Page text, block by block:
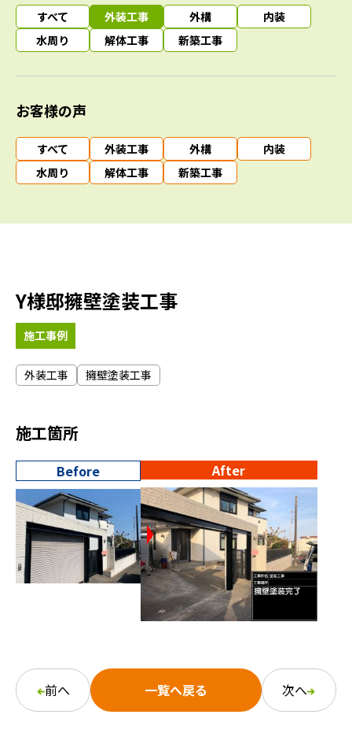
すべて 外装工事 外構
内装
水周り
解体工事 新築工事
お客様の声
すべて 外装工事 外構
内装
水周り
解体工事 新築工事
Y様邸擁壁塗装工事
施工事例
外装工事 擁壁塗装工事
施工箇所
Before After
前へ 一覧へ戻る 次へ